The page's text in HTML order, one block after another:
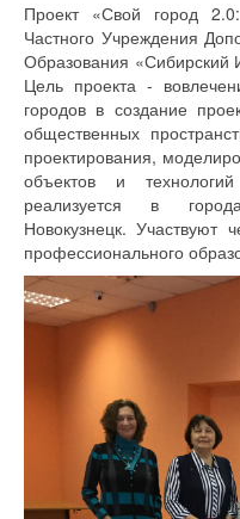
Проект «Свой город
Частного Учреждения
Образования «Сибирский
Цель проекта -
городов в создание
общественных
проектирования,
объектов и
реализуется в
Новокузнецк. Участвуют
профессионального